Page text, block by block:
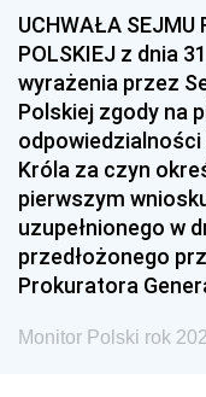
UCHWAŁA SEJMU
POLSKIEJ z dnia
wyrażenia przez
Polskiej zgody na
odpowiedzialności
Króla za czyn
pierwszym
uzupełnionego w
przedłożonego
Prokuratora
Monitor Polski rok